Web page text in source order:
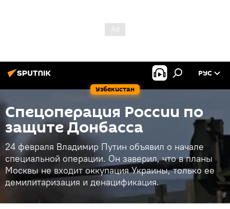
Узбекистан
РУС
Спецоперация России по
защите Донбасса
24 февраля Владимир Путин объявил о начале
специальной операции. Он заверил, что в планы
Москвы не входит оккупация Украины, только ее
демилитаризация и денацификация.